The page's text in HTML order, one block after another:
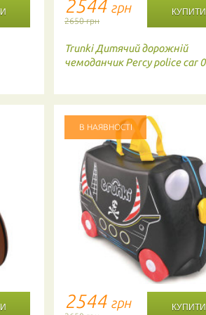
2544 грн
2650 грн
Trunki Дитячий дорожній
чемоданчик Percy police car
В НАЯВНОСТІ
2544 грн